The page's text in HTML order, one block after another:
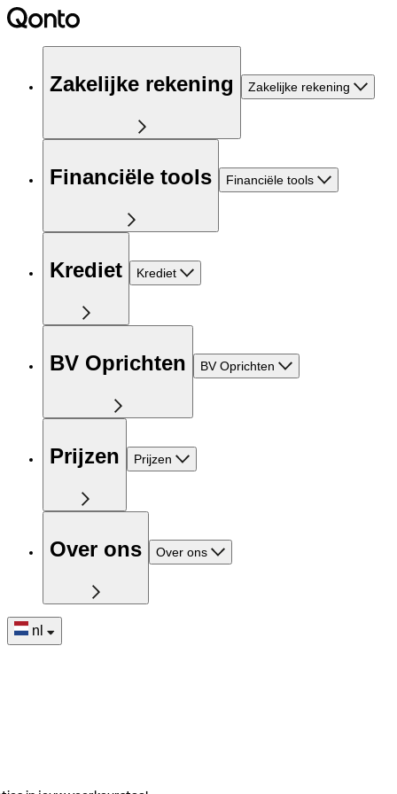
Zakelijke rekening Zakelijke rekening
Financiële tools Financiële tools
Krediet Krediet
BV Oprichten BV Oprichten
Prijzen Prijzen
Over ons Over ons
nl